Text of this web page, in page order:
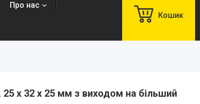
Про нас
Кошик
25 x 32 x 25 мм з виходом на більший